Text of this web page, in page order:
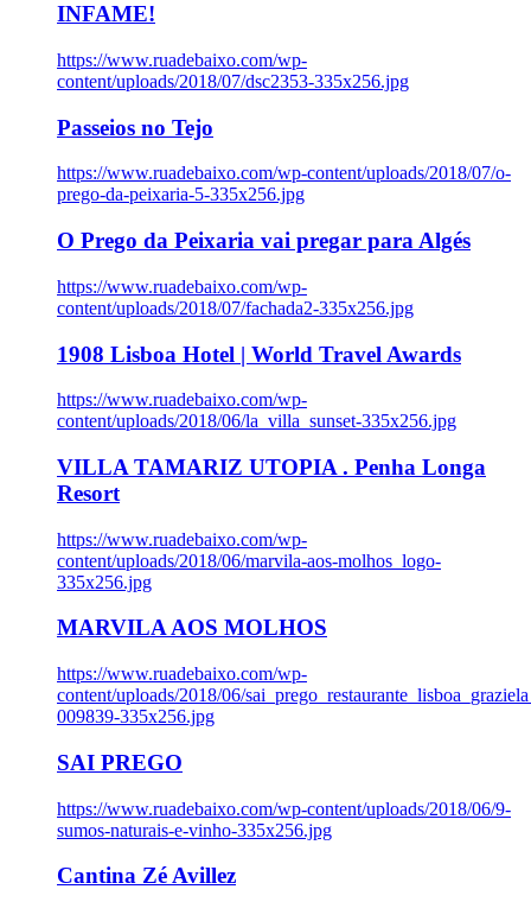
INFAME!
https://www.ruadebaixo.com/wp-
content/uploads/2018/07/dsc2353-335x256.jpg
Passeios no Tejo
https://www.ruadebaixo.com/wp-content/uploads/2018/07/o-
prego-da-peixaria-5-335x256.jpg
O Prego da Peixaria vai pregar para Algés
https://www.ruadebaixo.com/wp-
content/uploads/2018/07/fachada2-335x256.jpg
1908 Lisboa Hotel | World Travel Awards
https://www.ruadebaixo.com/wp-
content/uploads/2018/06/la_villa_sunset-335x256.jpg
VILLA TAMARIZ UTOPIA . Penha Longa
Resort
https://www.ruadebaixo.com/wp-
content/uploads/2018/06/marvila-aos-molhos_logo-
335x256.jpg
MARVILA AOS MOLHOS
https://www.ruadebaixo.com/wp-
content/uploads/2018/06/
009839-335x256.jpg
SAI PREGO
https://www.ruadebaixo.com/wp-content/uploads/2018/06/9-
sumos-naturais-e-vinho-335x256.jpg
Cantina Zé Avillez